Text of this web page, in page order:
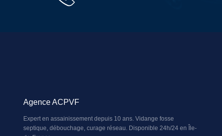
Agence ACPVF
Expert en assainissement depuis 10 ans. Vidange fosse
septique, débouchage, curage réseau. Disponible 24h/24 en Île-